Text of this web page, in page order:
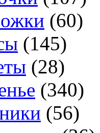
(60)
(145)
(28)
(340)
(56)